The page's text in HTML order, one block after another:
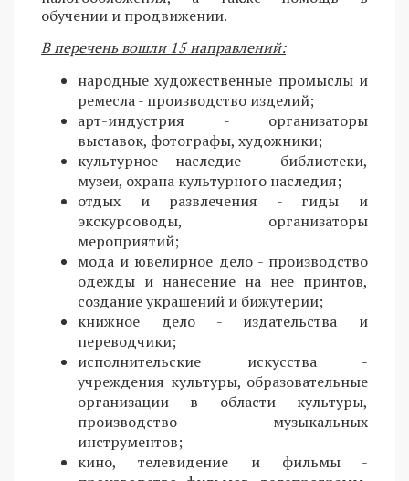
обучении и продвижении.
В перечень вошли 15 направлений:
народные художественные промыслы и
ремесла - производство изделий;
арт-индустрия - организаторы
выставок, фотографы, художники;
культурное наследие - библиотеки,
музеи, охрана культурного наследия;
отдых и развлечения - гиды и
экскурсоводы, организаторы
мероприятий;
мода и ювелирное дело - производство
одежды и нанесение на нее принтов,
создание украшений и бижутерии;
книжное дело - издательства и
переводчики;
исполнительские искусства -
учреждения культуры, образовательные
организации в области культуры,
производство музыкальных
инструментов;
кино, телевидение и фильмы -